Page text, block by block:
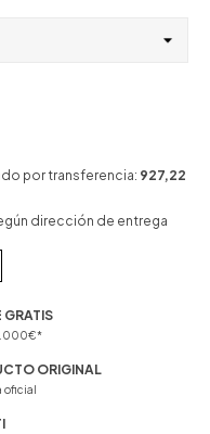
por transferencia: 927,22
dirección de entrega
GRATIS
ORIGINAL
oficial